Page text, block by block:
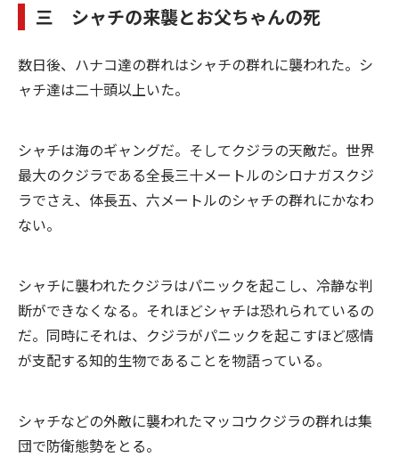
三 シャチの来襲とお父ちゃんの死
数日後、ハナコ達の群れはシャチの群れに襲われた。シ
ャチ達は二十頭以上いた。
シャチは海のギャングだ。そしてクジラの天敵だ。世界
最大のクジラである全長三十メートルのシロナガスクジ
ラでさえ、体長五、六メートルのシャチの群れにかなわ
ない。
シャチに襲われたクジラはパニックを起こし、冷静な判
断ができなくなる。それほどシャチは恐れられているの
だ。同時にそれは、クジラがパニックを起こすほど感情
が支配する知的生物であることを物語っている。
シャチなどの外敵に襲われたマッコウクジラの群れは集
団で防衛態勢をとる。